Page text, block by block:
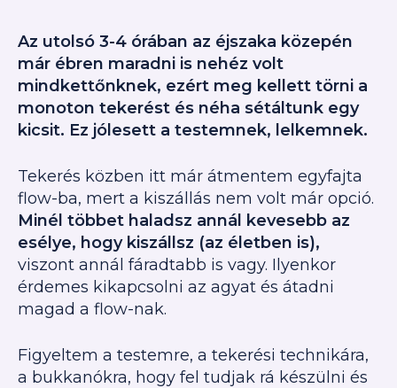
Az utolsó 3-4 órában az éjszaka közepén
már ébren maradni is nehéz volt
mindkettőnknek, ezért meg kellett törni a
monoton tekerést és néha sétáltunk egy
kicsit. Ez jólesett a testemnek, lelkemnek.
Tekerés közben itt már átmentem egyfajta
flow-ba, mert a kiszállás nem volt már opció.
Minél többet haladsz annál kevesebb az
esélye, hogy kiszállsz (az életben is),
viszont annál fáradtabb is vagy. Ilyenkor
érdemes kikapcsolni az agyat és átadni
magad a flow-nak.
Figyeltem a testemre, a tekerési technikára,
a bukkanókra, hogy fel tudjak rá készülni és